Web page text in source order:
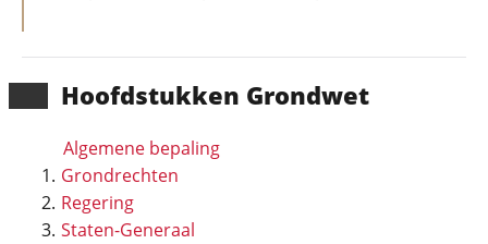
Hoofd­stukken Grondwet
Algemene bepaling
Grondrechten
Regering
Staten-Generaal